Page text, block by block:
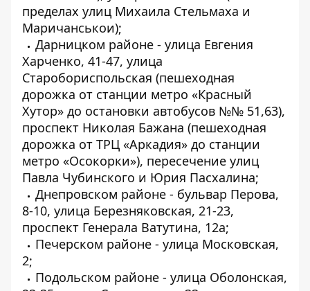
пределах улиц Михаила Стельмаха и
Маричанськои);
Дарницком районе - улица Евгения
Харченко, 41-47, улица
Старобориспольская (пешеходная
дорожка от станции метро «Красный
Хутор» до остановки автобусов №№ 51,63),
проспект Николая Бажана (пешеходная
дорожка от ТРЦ «Аркадия» до станции
метро «Осокорки»), пересечение улиц
Павла Чубинского и Юрия Пасхалина;
Днепровском районе - бульвар Перова,
8-10, улица Березняковская, 21-23,
проспект Генерала Ватутина, 12а;
Печерском районе - улица Московская,
2;
Подольском районе - улица Оболонская,